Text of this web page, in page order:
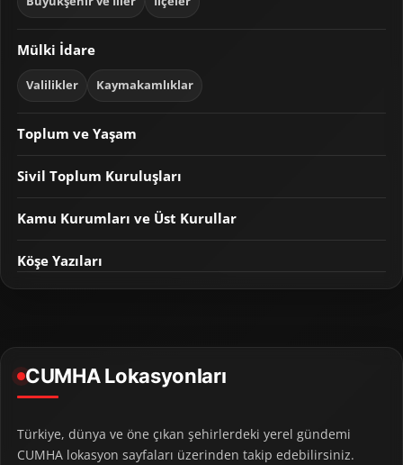
Mülki İdare
Valilikler Kaymakamlıklar
Toplum ve Yaşam
Sivil Toplum Kuruluşları
Kamu Kurumları ve Üst Kurullar
Köşe Yazıları
CUMHA Lokasyonları
Türkiye, dünya ve öne çıkan şehirlerdeki yerel gündemi
CUMHA lokasyon sayfaları üzerinden takip edebilirsiniz.